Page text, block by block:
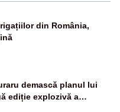
din România,
demască planul lui
ediție explozivă a
la Realitatea PLUS